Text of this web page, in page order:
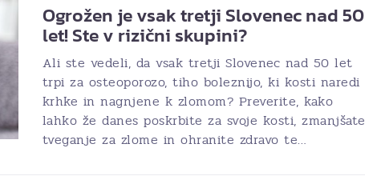
Ogrožen je vsak tretji Slovenec nad 50
let! Ste v rizični skupini?
Ali ste vedeli, da vsak tretji Slovenec nad 50 let
trpi za osteoporozo, tiho boleznijo, ki kosti naredi
krhke in nagnjene k zlomom? Preverite, kako
lahko že danes poskrbite za svoje kosti, zmanjšate
tveganje za zlome in ohranite zdravo te…